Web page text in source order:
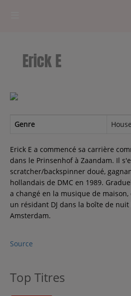
RADIOPLAYER
PODCASTS
CONCOURS
Contact
Régie Publicitaire
Erick E
Genre
Erick E a commencé sa carrière
dans le Prinsenhof à Zaandam. Il
scratcher/backspinner doué,
hollandais de DMC en 1989.
a changé en la musique de
un résidant DJ dans la boîte de nuit
Amsterdam.
Source
Top Titres